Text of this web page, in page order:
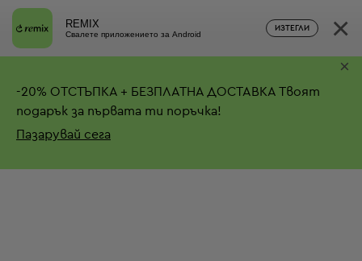
REMIX
Свалете приложението за Android
ИЗТЕГЛИ ×
-20% ОТСТЪПКА + БЕЗПЛАТНА ДОСТАВКА Твоят
подарък за първата ти поръчка!
Пазарувай сега
×